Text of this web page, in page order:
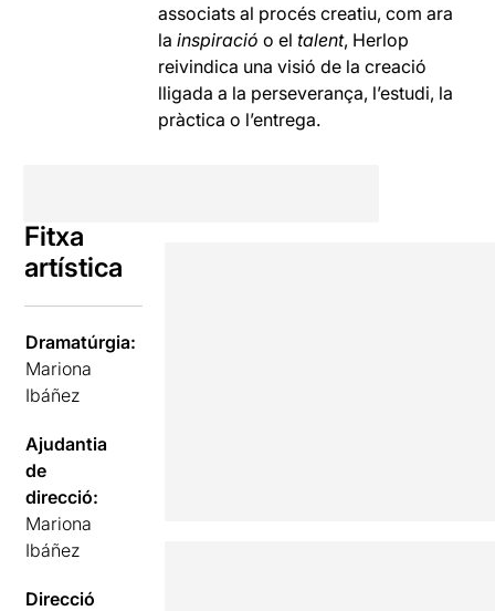
associats al procés creatiu, com ara
lainspiració o eltalent, Herlop
reivindica una visió de la creació
lligada a la perseverança, l’estudi, la
pràctica o l’entrega.
Fitxa
artística
Dramatúrgia:
Mariona
Ibáñez
Ajudantia
de
direcció:
Mariona
Ibáñez
Direcció